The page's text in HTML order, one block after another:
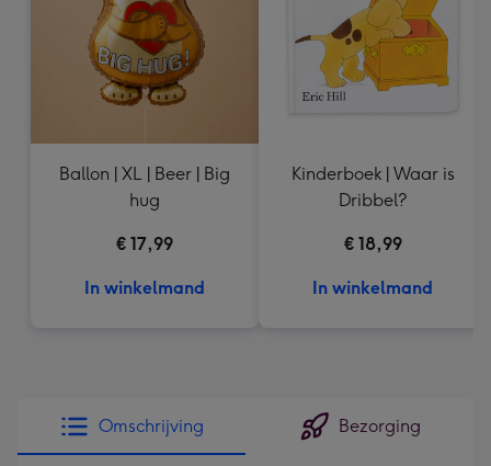
mm
Ballon | XL | Beer | Big
hug
€ 17,99
In winkelmand
Kinderboek | Waar is
Dribbel?
€ 18,99
In winkelmand
Omschrijving Bezorging